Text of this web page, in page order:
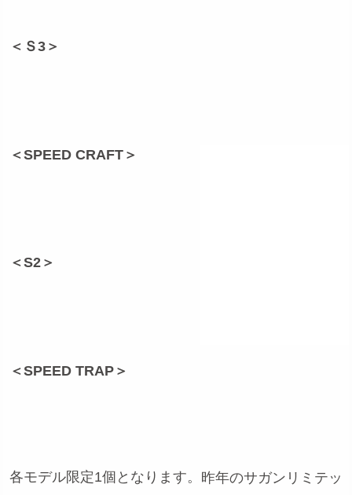
＜Ｓ3＞
＜SPEED CRAFT＞
＜S2＞
＜SPEED TRAP＞
各モデル限定1個となります。 昨年のサガンリミテッ